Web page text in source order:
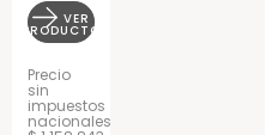
VER
PRODUCTO
Precio
sin
impuestos
nacionales